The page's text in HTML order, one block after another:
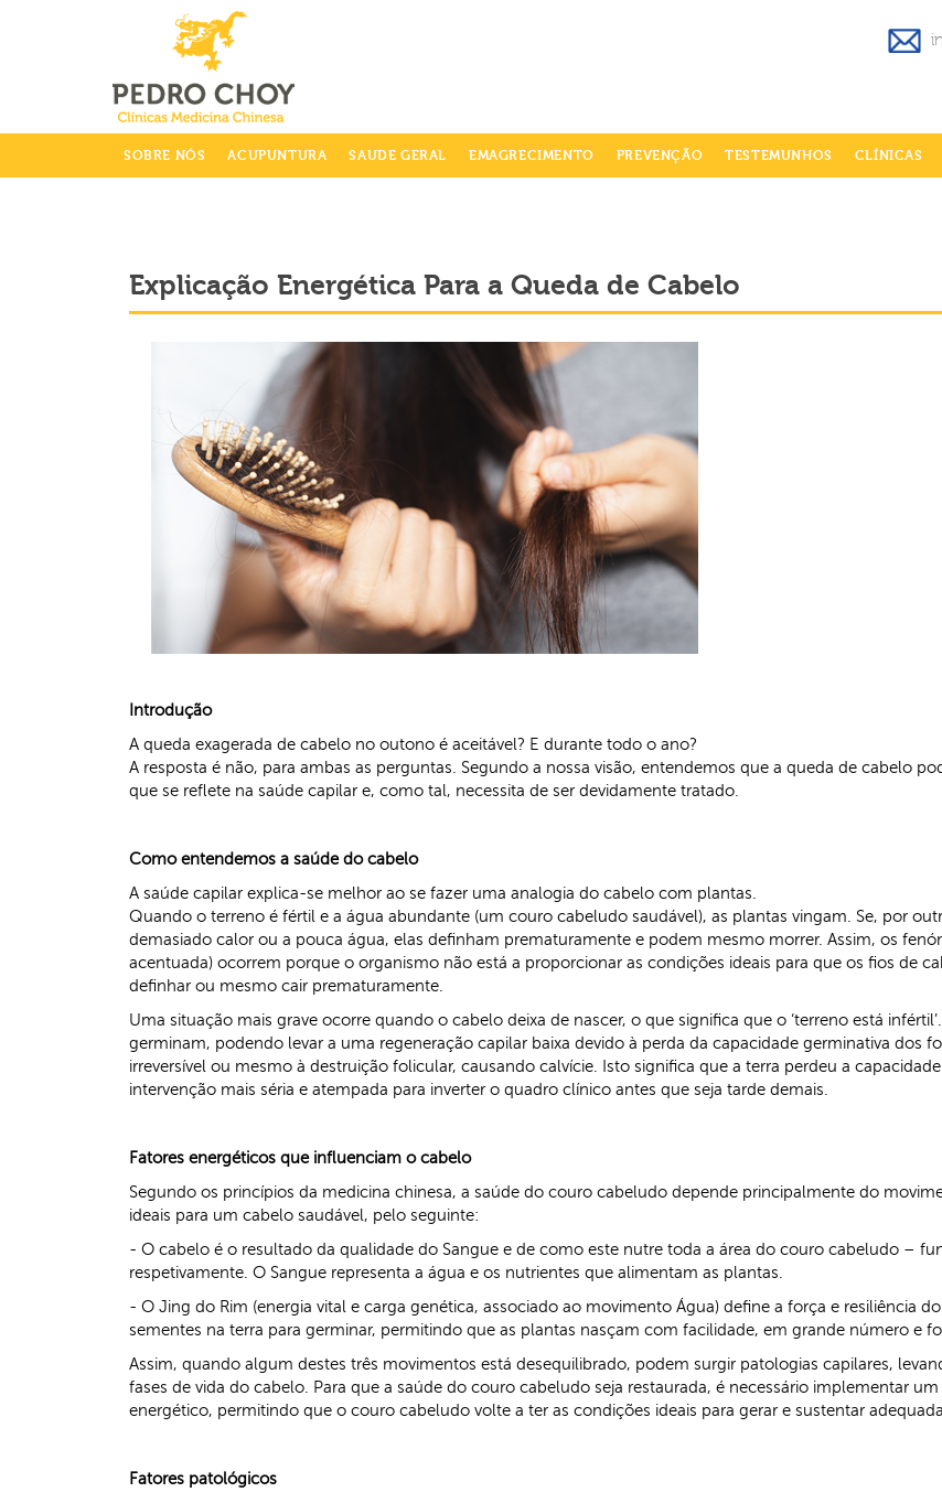
info@clinicaspedrochoy.com
SOBRE NÓS ACUPUNTURA SAUDE GERAL EMAGRECIMENTO PREVENÇÃO TESTEMUNHOS CLÍNICAS
Explicação Energética Para a Queda de Cabelo
Introdução
A queda exagerada de cabelo no outono é aceitável? E durante todo o ano?
A resposta é não, para ambas as perguntas. Segundo a nossa visão, entendemos que a queda de cabelo
que se reflete na saúde capilar e, como tal, necessita de ser devidamente tratado.
Como entendemos a saúde do cabelo
A saúde capilar explica-se melhor ao se fazer uma analogia do cabelo com plantas.
Quando o terreno é fértil e a água abundante (um couro cabeludo saudável), as plantas vingam. Se, por
demasiado calor ou a pouca água, elas definham prematuramente e podem mesmo morrer. Assim, os
acentuada) ocorrem porque o organismo não está a proporcionar as condições ideais para que os fios de
definhar ou mesmo cair prematuramente.
Uma situação mais grave ocorre quando o cabelo deixa de nascer, o que significa que o ‘terreno está
germinam, podendo levar a uma regeneração capilar baixa devido à perda da capacidade germinativa dos
irreversível ou mesmo à destruição folicular, causando calvície. Isto significa que a terra perdeu a
intervenção mais séria e atempada para inverter o quadro clínico antes que seja tarde demais.
Fatores energéticos que influenciam o cabelo
Segundo os princípios da medicina chinesa, a saúde do couro cabeludo depende principalmente do
ideais para um cabelo saudável, pelo seguinte:
- O cabelo é o resultado da qualidade do Sangue e de como este nutre toda a área do couro cabeludo –
respetivamente. O Sangue representa a água e os nutrientes que alimentam as plantas.
- O Jing do Rim (energia vital e carga genética, associado ao movimento Água) define a força e resiliência
sementes na terra para germinar, permitindo que as plantas nasçam com facilidade, em grande número e
Assim, quando algum destes três movimentos está desequilibrado, podem surgir patologias capilares,
fases de vida do cabelo. Para que a saúde do couro cabeludo seja restaurada, é necessário implementar
energético, permitindo que o couro cabeludo volte a ter as condições ideais para gerar e sustentar
Fatores patológicos